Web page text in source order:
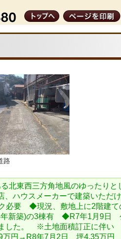
路
北東西三方角地風のゆったり
、ハウスメーカーで建築いただ
要 ◆現況、敷地上に2階建て
年新築)の3棟有 ◆R7年1月9日
した。 ※土地面積訂正に伴
円→R8年7月2日 坪4.35万円